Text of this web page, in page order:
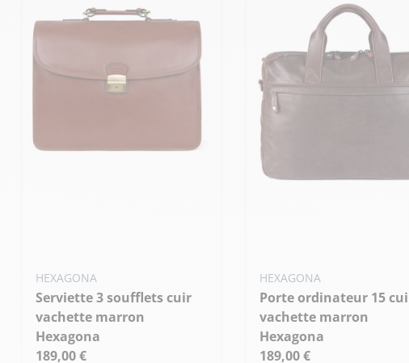
HEXAGONA
Serviette 3 soufflets cuir
vachette marron
Hexagona
189,00 €
HEXAGONA
Porte ordinateur 15 cuir
vachette marron
Hexagona
189,00 €